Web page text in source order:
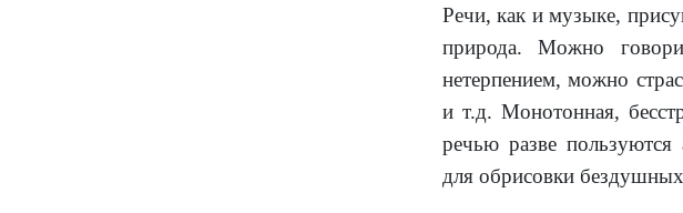
Речи, как и музыке,
природа. Можно
нетерпением, можно
и т.д. Монотонная,
речью разве пользуются
для обрисовки